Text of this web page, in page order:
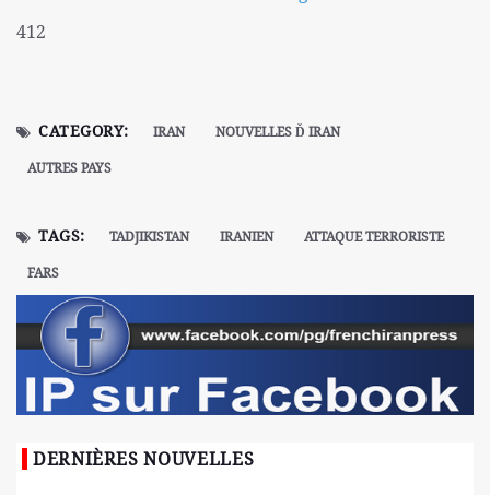
412
CATEGORY: IRAN
NOUVELLES Ď IRAN
AUTRES PAYS
TAGS: TADJIKISTAN IRANIEN
ATTAQUE TERRORISTE
FARS
DERNIÈRES NOUVELLES